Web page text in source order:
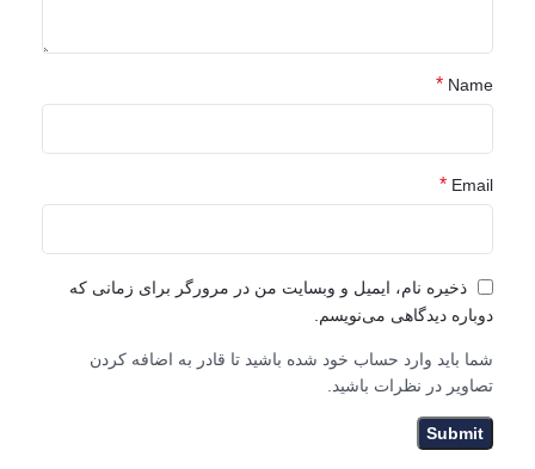
Name
*
Email
*
ذخیره نام، ایمیل و وبسایت من در مرورگر برای زمانی که
دوباره دیدگاهی می‌نویسم.
شما باید وارد حساب خود شده باشید تا قادر به اضافه کردن
تصاویر در نظرات باشید.